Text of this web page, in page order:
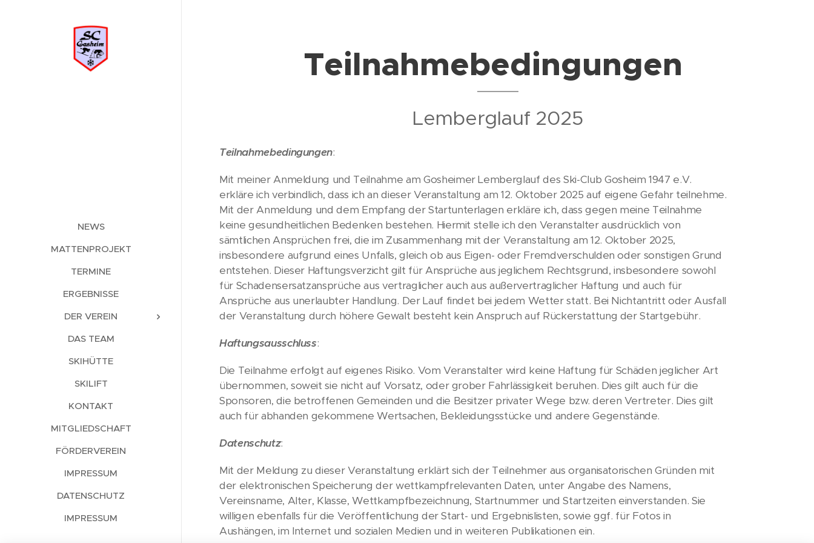
NEWS
MATTENPROJEKT
TERMINE
ERGEBNISSE
DER VEREIN
DAS TEAM
SKIHÜTTE
SKILIFT
KONTAKT
MITGLIEDSCHAFT
FÖRDERVEREIN
IMPRESSUM
DATENSCHUTZ
IMPRESSUM
Teilnahmebedingungen
Lemberglauf 2025
Teilnahmebedingungen:
Mit meiner Anmeldung und Teilnahme am Gosheimer Lemberglauf des Ski-Club Gosheim 1947 e.V.
erkläre ich verbindlich, dass ich an dieser Veranstaltung am 12. Oktober 2025 auf eigene Gefahr teilnehme.
Mit der Anmeldung und dem Empfang der Startunterlagen erkläre ich, dass gegen meine Teilnahme
keine gesundheitlichen Bedenken bestehen. Hiermit stelle ich den Veranstalter ausdrücklich von
sämtlichen Ansprüchen frei, die im Zusammenhang mit der Veranstaltung am 12. Oktober 2025,
insbesondere aufgrund eines Unfalls, gleich ob aus Eigen- oder Fremdverschulden oder sonstigen Grund
entstehen. Dieser Haftungsverzicht gilt für Ansprüche aus jeglichem Rechtsgrund, insbesondere sowohl
für Schadensersatzansprüche aus vertraglicher auch aus außervertraglicher Haftung und auch für
Ansprüche aus unerlaubter Handlung. Der Lauf findet bei jedem Wetter statt. Bei Nichtantritt oder Ausfall
der Veranstaltung durch höhere Gewalt besteht kein Anspruch auf Rückerstattung der Startgebühr.
Haftungsausschluss:
Die Teilnahme erfolgt auf eigenes Risiko. Vom Veranstalter wird keine Haftung für Schäden jeglicher Art
übernommen, soweit sie nicht auf Vorsatz, oder grober Fahrlässigkeit beruhen. Dies gilt auch für die
Sponsoren, die betroffenen Gemeinden und die Besitzer privater Wege bzw. deren Vertreter. Dies gilt
auch für abhanden gekommene Wertsachen, Bekleidungsstücke und andere Gegenstände.
Datenschutz:
Mit der Meldung zu dieser Veranstaltung erklärt sich der Teilnehmer aus organisatorischen Gründen mit
der elektronischen Speicherung der wettkampfrelevanten Daten, unter Angabe des Namens,
Vereinsname, Alter, Klasse, Wettkampfbezeichnung, Startnummer und Startzeiten einverstanden. Sie
willigen ebenfalls für die Veröffentlichung der Start- und Ergebnislisten, sowie ggf. für Fotos in
Aushängen, im Internet und sozialen Medien und in weiteren Publikationen ein.